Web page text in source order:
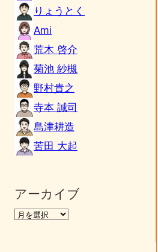
りょうとく
Ami
荒木 啓介
菊池 紗槻
野村貴之
寺本 誠司
島津耕造
苦田 大起
アーカイブ